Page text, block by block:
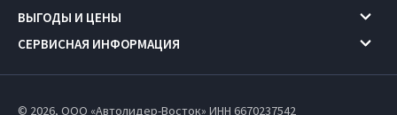
ВЫГОДЫ И ЦЕНЫ
СЕРВИСНАЯ ИНФОРМАЦИЯ
© 2026, ООО «Автолидер-Восток» ИНН 6670237542